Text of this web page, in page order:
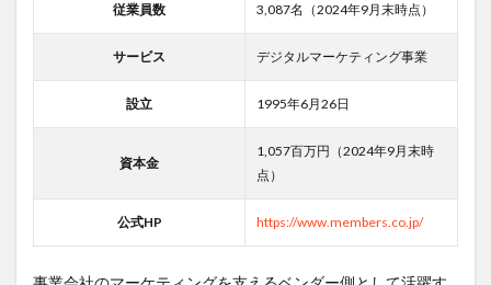
従業員数 3,087名（2024年9月末時点）
サービス デジタルマーケティング事業
設立 1995年6月26日
資本金
1,057百万円（2024年9月末時
点）
公式HP https://www.members.co.jp/